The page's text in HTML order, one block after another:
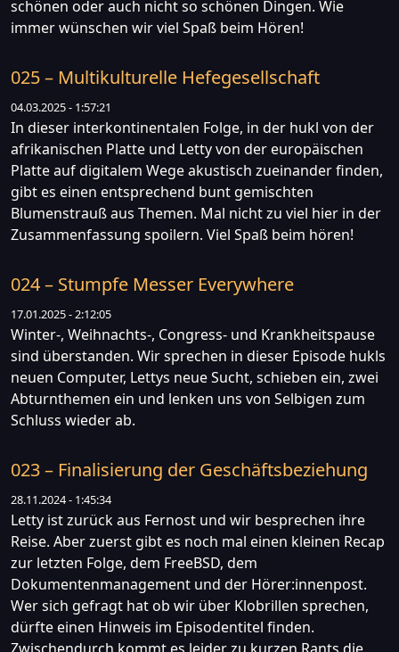
schönen oder auch nicht so schönen Dingen. Wie
immer wünschen wir viel Spaß beim Hören!
025 – Multikulturelle Hefegesellschaft
04.03.2025 - 1:57:21
In dieser interkontinentalen Folge, in der hukl von der
afrikanischen Platte und Letty von der europäischen
Platte auf digitalem Wege akustisch zueinander finden,
gibt es einen entsprechend bunt gemischten
Blumenstrauß aus Themen. Mal nicht zu viel hier in der
Zusammenfassung spoilern. Viel Spaß beim hören!
024 – Stumpfe Messer Everywhere
17.01.2025 - 2:12:05
Winter-, Weihnachts-, Congress- und Krankheitspause
sind überstanden. Wir sprechen in dieser Episode hukls
neuen Computer, Lettys neue Sucht, schieben ein, zwei
Abturnthemen ein und lenken uns von Selbigen zum
Schluss wieder ab.
023 – Finalisierung der Geschäftsbeziehung
28.11.2024 - 1:45:34
Letty ist zurück aus Fernost und wir besprechen ihre
Reise. Aber zuerst gibt es noch mal einen kleinen Recap
zur letzten Folge, dem FreeBSD, dem
Dokumentenmanagement und der Hörer:innenpost.
Wer sich gefragt hat ob wir über Klobrillen sprechen,
dürfte einen Hinweis im Episodentitel finden.